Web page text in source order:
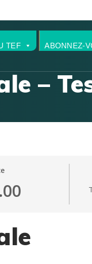
TEF ABONNEZ-
–